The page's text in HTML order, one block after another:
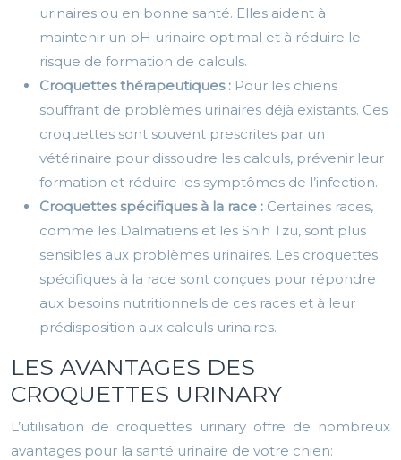
urinaires ou en bonne santé. Elles aident à
maintenir un pH urinaire optimal et à réduire le
risque de formation de calculs.
Croquettes thérapeutiques : Pour les chiens
souffrant de problèmes urinaires déjà existants. Ces
croquettes sont souvent prescrites par un
vétérinaire pour dissoudre les calculs, prévenir leur
formation et réduire les symptômes de l’infection.
Croquettes spécifiques à la race : Certaines races,
comme les Dalmatiens et les Shih Tzu, sont plus
sensibles aux problèmes urinaires. Les croquettes
spécifiques à la race sont conçues pour répondre
aux besoins nutritionnels de ces races et à leur
prédisposition aux calculs urinaires.
LES AVANTAGES DES
CROQUETTES URINARY
L’utilisation de croquettes urinary offre de nombreux
avantages pour la santé urinaire de votre chien: